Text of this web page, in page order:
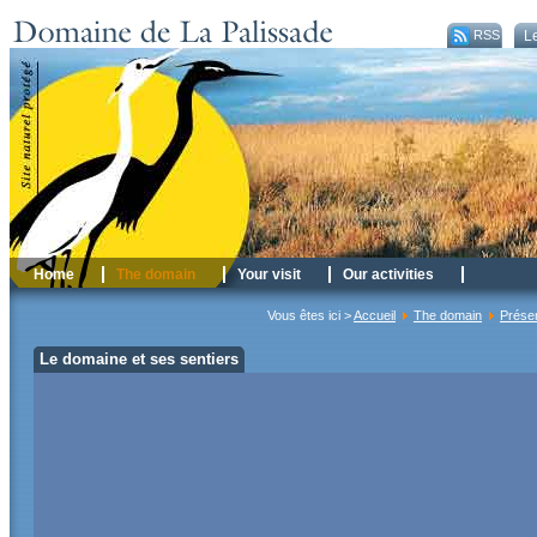
RSS
Home The domain Your visit Our activities
Vous êtes ici >Accueil The domain
Le domaine et ses sentiers